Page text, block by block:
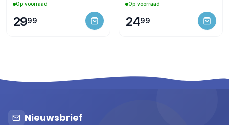
Op voorraad
2999
Op voorraad
2499
Nieuwsbrief